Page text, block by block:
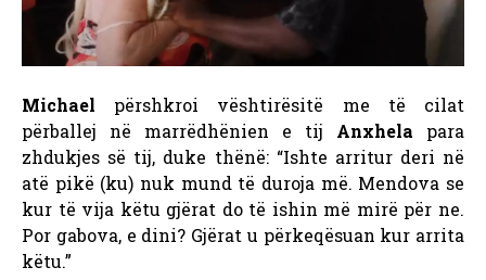
Michael përshkroi vështirësitë me të cilat
përballej në marrëdhënien e tij Anxhela para
zhdukjes së tij, duke thënë: “Ishte arritur deri në
atë pikë (ku) nuk mund të duroja më. Mendova se
kur të vija këtu gjërat do të ishin më mirë për ne.
Por gabova, e dini? Gjërat u përkeqësuan kur arrita
këtu.”